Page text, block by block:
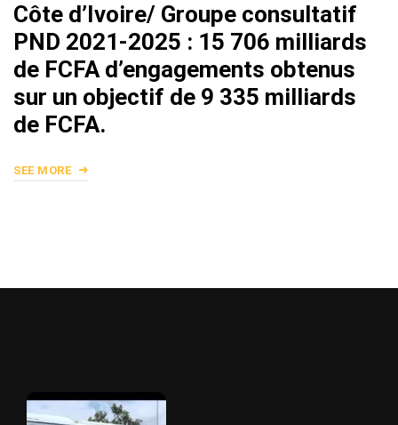
Côte d’Ivoire/ Groupe consultatif
PND 2021-2025 : 15 706 milliards
de FCFA d’engagements obtenus
sur un objectif de 9 335 milliards
de FCFA.
SEE MORE